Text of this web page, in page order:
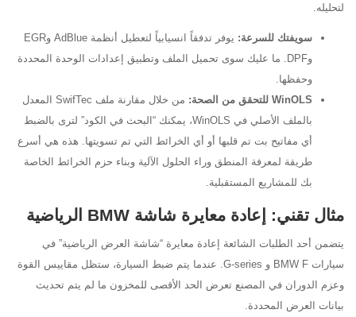
لتحليله.
سويفتك للسرعة:
يوفر تدفقاً انسيابياً لتعطيل أنظمة AdBlue وEGR
وDPF. ما عليك سوى تحميل الملف وتطبيق إعدادات الوحدة المحددة
وحفظها.
WinOLS للتحقق من الصحة:
من خلال مقارنة ملف SwifTec المعدل
بالملف الأصلي في WinOLS، يمكنك “البحث في الكود” لترى بالضبط
أي مفاتيح بت تم قلبها أو أي الخرائط التي تم تسويتها. هذه هي أسرع
طريقة لمعرفة المنطق وراء الحلول الآلية وبناء حزم الخرائط الخاصة
بك للمشاريع المستقبلية.
مثال تقني: إعادة معايرة شاشة BMW الرياضية
يتضمن أحد الطلبات الشائعة إعادة معايرة “شاشة العرض الرياضية” في
سيارات BMW F و G-series. عندما يتم ضبط السيارة، ستظل مقاييس القوة
وعزم الدوران في المصنع تعرض الحد الأقصى للمخزون ما لم يتم تحديث
بيانات العرض المحددة.